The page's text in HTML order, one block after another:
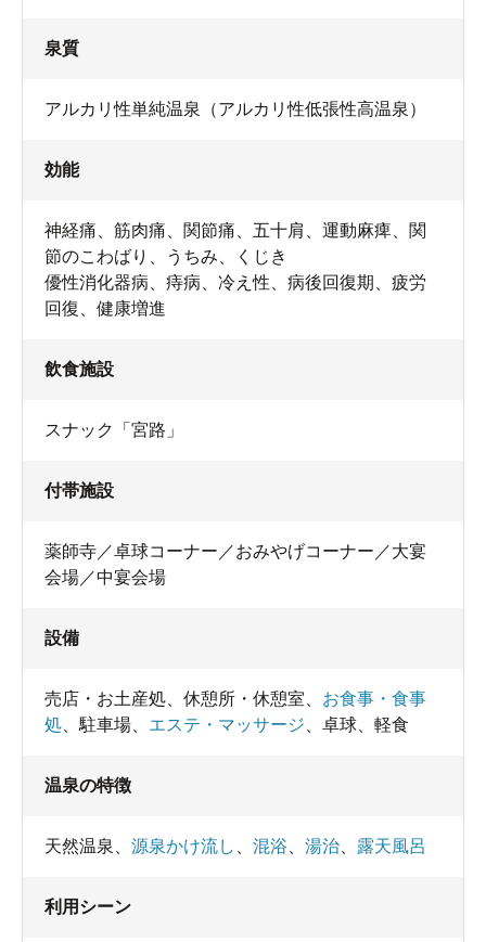
泉質
アルカリ性単純温泉（アルカリ性低張性高温泉）
効能
神経痛、筋肉痛、関節痛、五十肩、運動麻痺、関
節のこわばり、うちみ、くじき
優性消化器病、痔病、冷え性、病後回復期、疲労
回復、健康増進
飲食施設
スナック「宮路」
付帯施設
薬師寺／卓球コーナー／おみやげコーナー／大宴
会場／中宴会場
設備
売店・お土産処 休憩所・休憩室
お食事・食事
処
駐車場 エステ・マッサージ 卓球 軽食
温泉の特徴
天然温泉 源泉かけ流し 混浴 湯治 露天風呂
利用シーン